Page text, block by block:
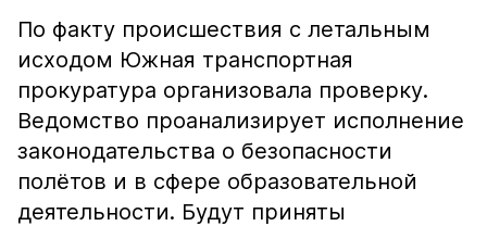
По факту происшествия с летальным
исходом Южная транспортная
прокуратура организовала проверку.
Ведомство проанализирует исполнение
законодательства о безопасности
полётов и в сфере образовательной
деятельности. Будут приняты